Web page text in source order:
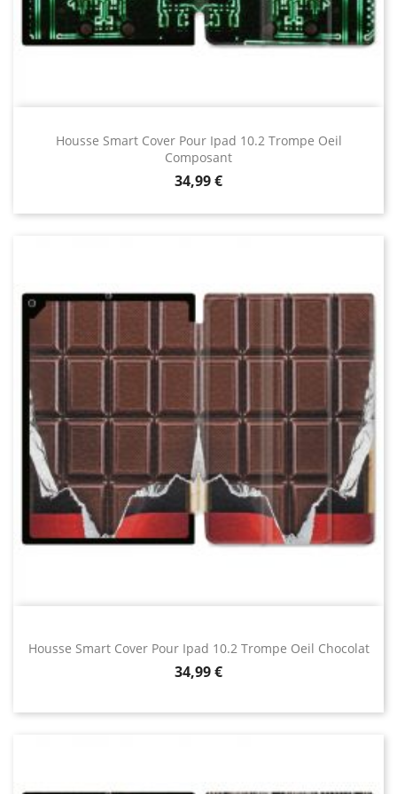
Housse Smart Cover Pour Ipad 10.2 Trompe Oeil
Composant
Prix
34,99 €
Housse Smart Cover Pour Ipad 10.2 Trompe Oeil Chocolat
Prix
34,99 €